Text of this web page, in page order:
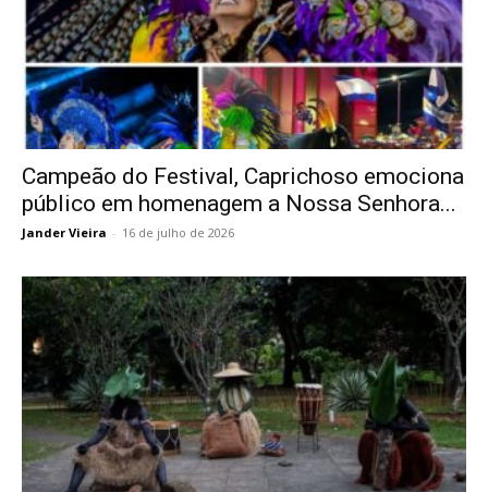
Campeão do Festival, Caprichoso emociona
público em homenagem a Nossa Senhora...
Jander Vieira - 16 de julho de 2026